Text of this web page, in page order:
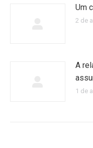
Um
2 de
A
1 de